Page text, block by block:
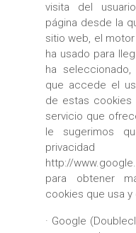
visita del
página desde la
sitio web, el
ha usado para
ha
que accede el
de estas cookies
servicio que
le sugerimos
http://
para obtener
cookies que usa
· Google